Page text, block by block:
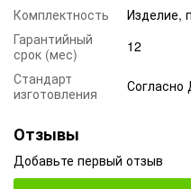
Комплектность
Изделие,
Гарантийный
срок (мес)
12
Стандарт
изготовления
Отзывы
Добавьте первый отзыв